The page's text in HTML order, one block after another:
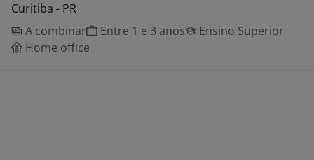
Curitiba - PR
A combinar
Entre 1 e 3 anos
Ensino Superior
Home office